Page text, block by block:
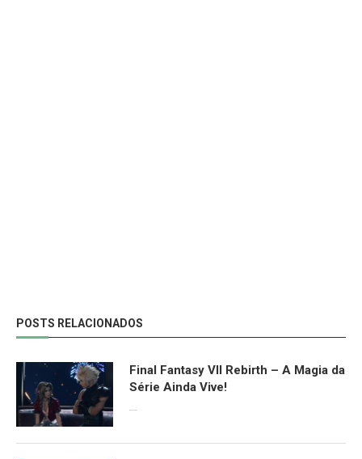
POSTS RELACIONADOS
Final Fantasy VII Rebirth – A Magia da
Série Ainda Vive!